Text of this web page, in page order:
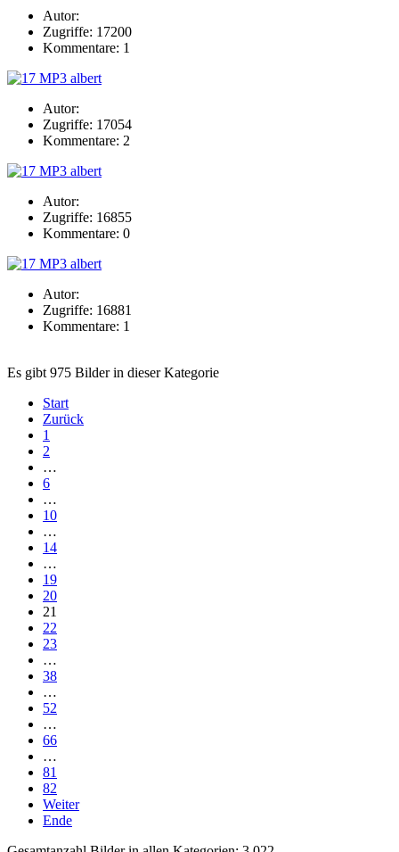
Autor:
Zugriffe: 17200
Kommentare: 1
Autor:
Zugriffe: 17054
Kommentare: 2
Autor:
Zugriffe: 16855
Kommentare: 0
Autor:
Zugriffe: 16881
Kommentare: 1
Es gibt 975 Bilder in dieser Kategorie
Start
Zurück
1
2
…
6
…
10
…
14
…
19
20
21
22
23
…
38
…
52
…
66
…
81
82
Weiter
Ende